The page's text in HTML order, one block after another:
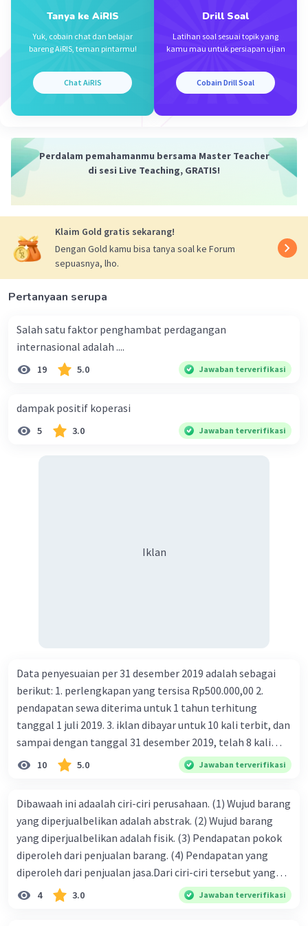
Beri Rating·0.0
28 September 2023 02:41
Tanya ke AiRIS
Yuk, cobain chat dan belajar
bareng AiRIS, teman pintarmu!
Chat AiRIS
Drill Soal
Latihan soal sesuai topik yang
kamu mau untuk persiapan ujian
Cobain Drill Soal
Perdalam pemahamanmu bersama Master Teacher
di sesi Live Teaching, GRATIS!
Klaim Gold gratis sekarang!
Dengan Gold kamu bisa tanya soal ke Forum
sepuasnya, lho.
Pertanyaan serupa
Salah satu faktor penghambat perdagangan
internasional adalah ....
19 5.0 Jawaban terverifikasi
dampak positif koperasi
5 3.0 Jawaban terverifikasi
Iklan
Data penyesuaian per 31 desember 2019 adalah sebagai
berikut: 1. perlengkapan yang tersisa Rp500.000,00 2.
pendapatan sewa diterima untuk 1 tahun terhitung
tanggal 1 juli 2019. 3. iklan dibayar untuk 10 kali terbit, dan
sampai dengan tanggal 31 desember 2019, telah 8 kali
terbit. 4. gaji terutang untuk periode berjalan sebesar
Rp800.000,00 dari data di atas, pencatatan jurnal pembalik
10 5.0 Jawaban terverifikasi
Dibawaah ini adaalah ciri-ciri perusahaan. (1) Wujud barang
yang diperjualbelikan adalah abstrak. (2) Wujud barang
yang diperjualbelikan adalah fisik. (3) Pendapatan pokok
diperoleh dari penjualan barang. (4) Pendapatan yang
diperoleh dari penjualan jasa.Dari ciri-ciri tersebut yang
merupakan ciri dari perusahaan dagang ditunjukan pada
nomor…. a. 1 dan 3 b. 3 dan 4 c. 2 dan 3 d. 1 dan 2 e. 2 dan 4
4 3.0 Jawaban terverifikasi